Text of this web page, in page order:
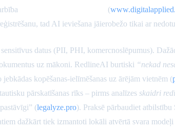
(
tad AI ieviešana jāierobežo tikai ar
datus (PII, PHI, komercnoslēpumus).
uz mākoni. RedlineAI burtiski “nekad
kopēšanas-ielīmēšanas uz ārējām vietnēm (
pārskatīšanas rīks – pirms analīzes skaidri
(legalyze.pro). Praksē pārbaudiet
dažkārt tiek izmantoti lokāli atvērtā svara